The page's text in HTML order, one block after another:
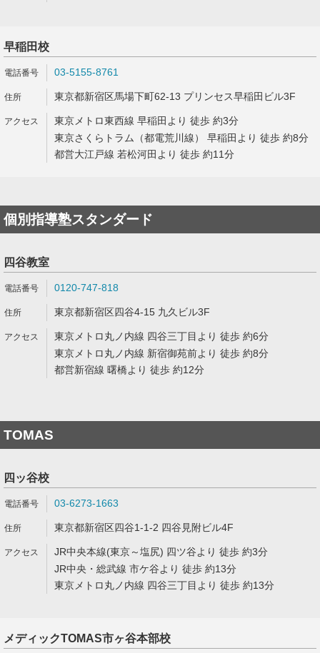
早稲田校
03-5155-8761
東京都新宿区馬場下町62-13 プリンセス早稲田ビル3F
東京メトロ東西線 早稲田より 徒歩 約3分
東京さくらトラム（都電荒川線） 早稲田より 徒歩 約8分
都営大江戸線 若松河田より 徒歩 約11分
個別指導塾スタンダード
四谷教室
0120-747-818
東京都新宿区四谷4-15 九久ビル3F
東京メトロ丸ノ内線 四谷三丁目より 徒歩 約6分
東京メトロ丸ノ内線 新宿御苑前より 徒歩 約8分
都営新宿線 曙橋より 徒歩 約12分
TOMAS
四ッ谷校
03-6273-1663
東京都新宿区四谷1-1-2 四谷見附ビル4F
JR中央本線(東京～塩尻) 四ツ谷より 徒歩 約3分
JR中央・総武線 市ケ谷より 徒歩 約13分
東京メトロ丸ノ内線 四谷三丁目より 徒歩 約13分
メディックTOMAS市ヶ谷本部校